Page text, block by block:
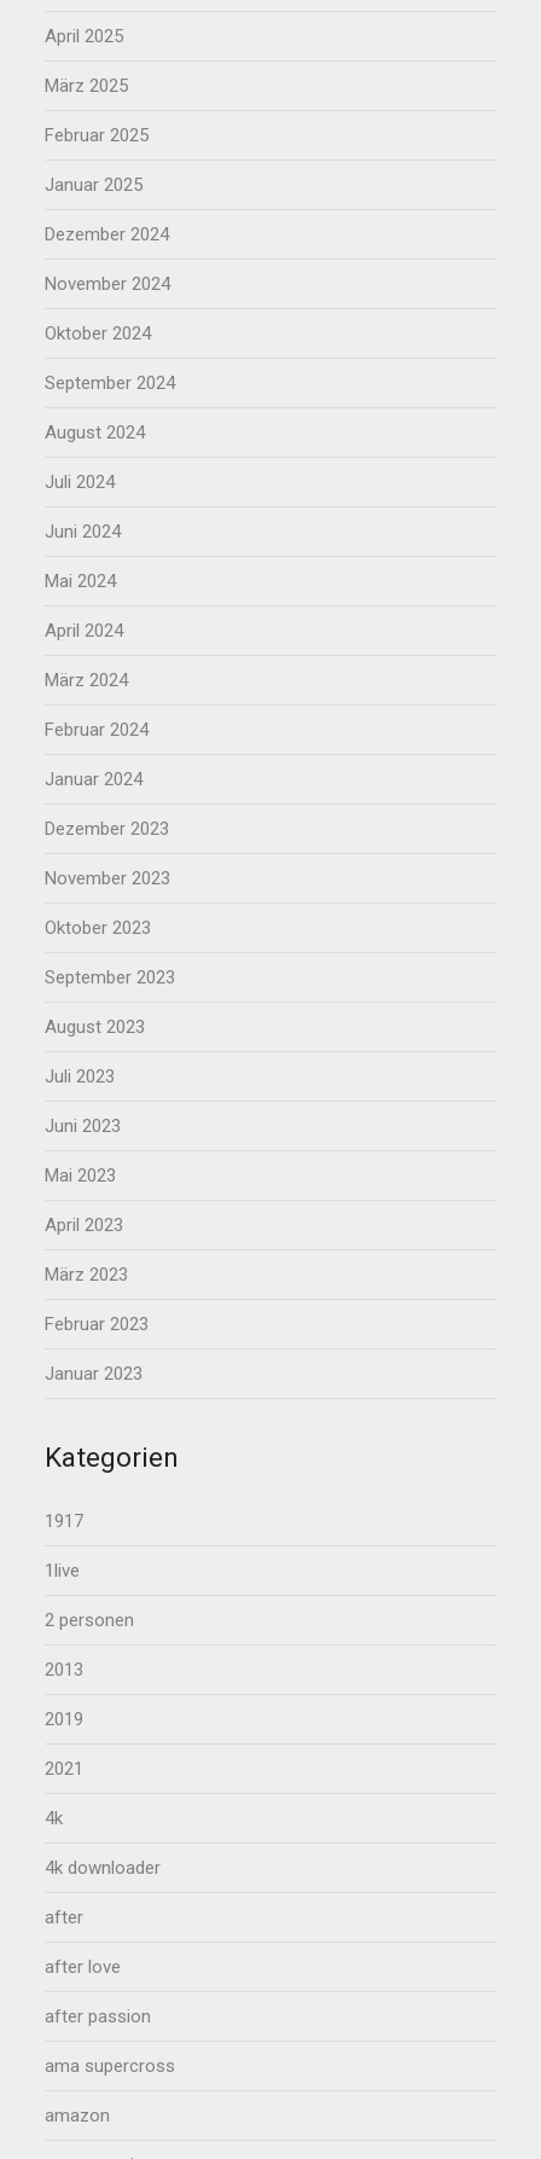
April 2025
März 2025
Februar 2025
Januar 2025
Dezember 2024
November 2024
Oktober 2024
September 2024
August 2024
Juli 2024
Juni 2024
Mai 2024
April 2024
März 2024
Februar 2024
Januar 2024
Dezember 2023
November 2023
Oktober 2023
September 2023
August 2023
Juli 2023
Juni 2023
Mai 2023
April 2023
März 2023
Februar 2023
Januar 2023
Kategorien
1917
1live
2 personen
2013
2019
2021
4k
4k downloader
after
after love
after passion
ama supercross
amazon